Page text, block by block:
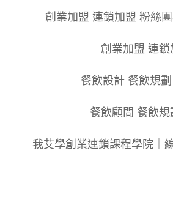
創業加盟 連鎖加盟 粉絲
創業加盟 連
餐飲設計 餐飲規
餐飲顧問 餐飲
我艾學創業連鎖課程學院｜